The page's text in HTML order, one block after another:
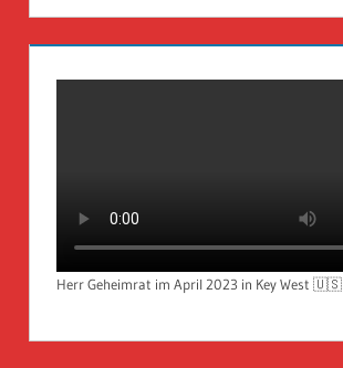
Herr Geheimrat im April 2023 in Key West 🇺🇸